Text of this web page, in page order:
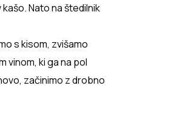
Nato na štedilnik
s kisom, zvišamo
vinom, ki ga na pol
začinimo z drobno